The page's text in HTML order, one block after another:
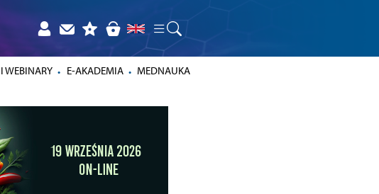
WEBINARY E-AKADEMIA MEDNAUKA